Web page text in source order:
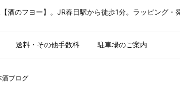
酒のフヨー】。JR春日駅から徒歩1分。ラッピング・
送料・その他手数料 駐車場のご案内
酒ブログ